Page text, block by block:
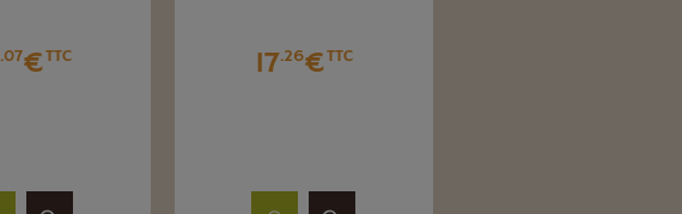
.07€TTC 17.26€TTC